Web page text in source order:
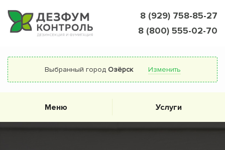
8 (929) 758-85-27
8 (800) 555-02-70
Выбранный город Озёрск Изменить
Меню Услуги